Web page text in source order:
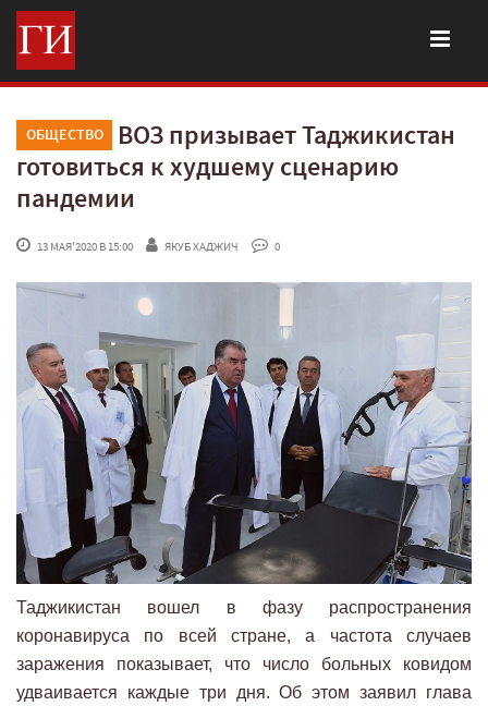
ОБЩЕСТВО
ВОЗ призывает Таджикистан
готовиться к худшему сценарию
пандемии
13 МАЯ'2020 В 15:00 ЯКУБ ХАДЖИЧ 0
Таджикистан вошел в фазу распространения
коронавируса по всей стране, а частота случаев
заражения показывает, что число больных ковидом
удваивается каждые три дня. Об этом заявил глава